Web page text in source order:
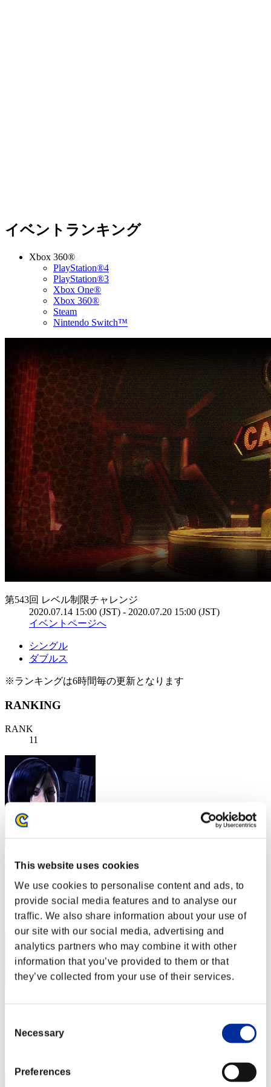
This website uses cookies
We use cookies to personalise content and ads, to
provide social media features and to analyse our
traffic. We also share information about your use of
our site with our social media, advertising and
analytics partners who may combine it with other
information that you’ve provided to them or that
they’ve collected from your use of their services.
Selection
Necessary
Preferences
イベントランキング
Xbox 360®
PlayStation®4
PlayStation®3
Xbox One®
Xbox 360®
Steam
Nintendo Switch™
第543回 レベル制限チャレンジ
2020.07.14 15:00 (JST) - 2020.07.20 15:00 (JST)
イベントページへ
シングル
ダブルス
※ランキングは6時間毎の更新となります
RANKING
RANK
11
SUPERREDWING91
スコア:Lv:10/07'56"87
RANK
12
Sephion